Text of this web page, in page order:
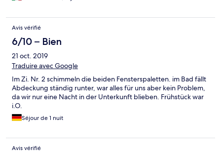
Avis vérifié
6/10 – Bien
21 oct. 2019
Traduire avec Google
Im Zi. Nr. 2 schimmeln die beiden Fensterspaletten. im Bad fällt
Abdeckung ständig runter, war alles für uns aber kein Problem,
da wir nur eine Nacht in der Unterkunft blieben. Frühstück war
i.O.
Séjour de 1 nuit
Avis vérifié